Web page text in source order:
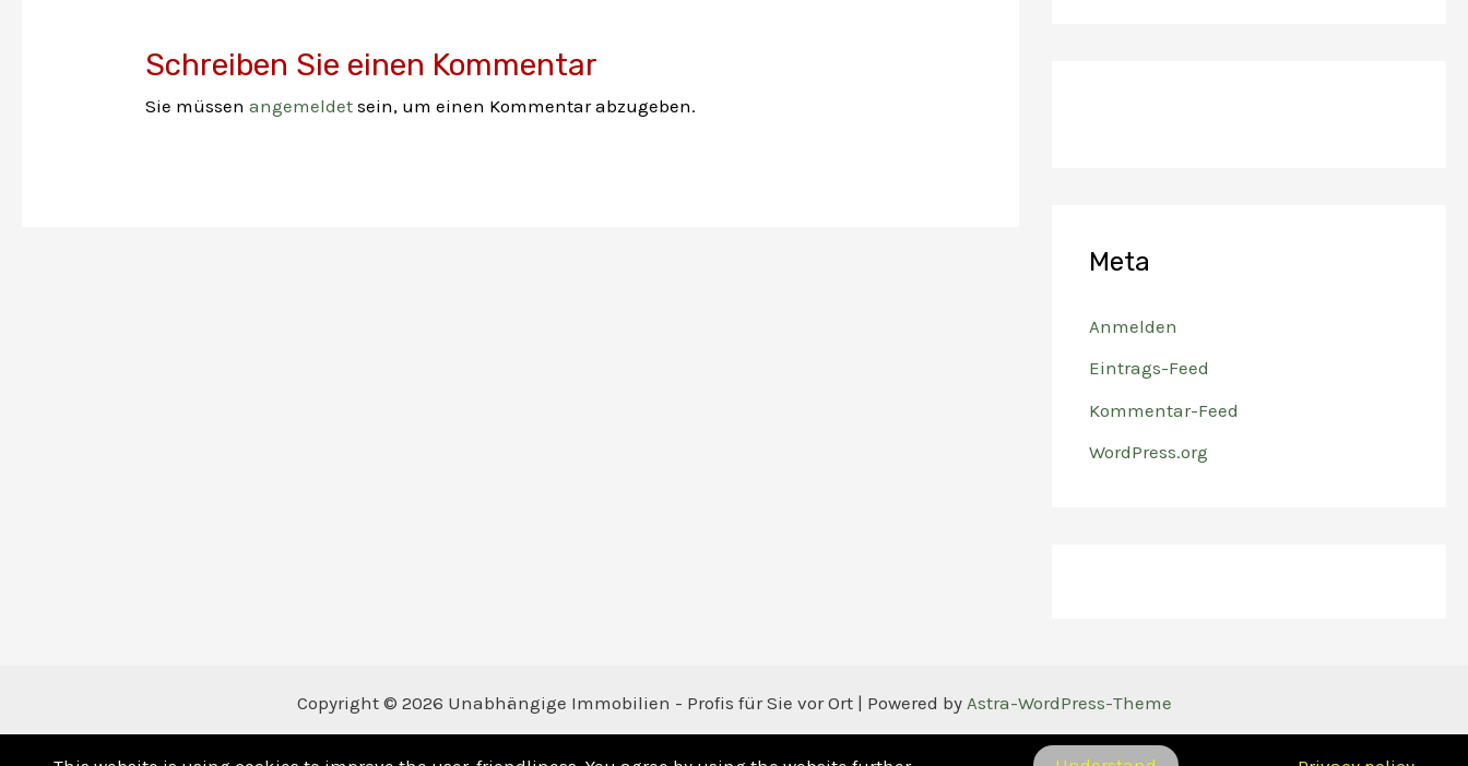
Schreiben Sie einen Kommentar
Sie müssenangemeldet sein, um einen Kommentar abzugeben.
Meta
Anmelden
Eintrags-Feed
Kommentar-Feed
WordPress.org
Copyright © 2026 Unabhängige Immobilien - Profis für Sie vor Ort | Powered by Astra-WordPress-Theme